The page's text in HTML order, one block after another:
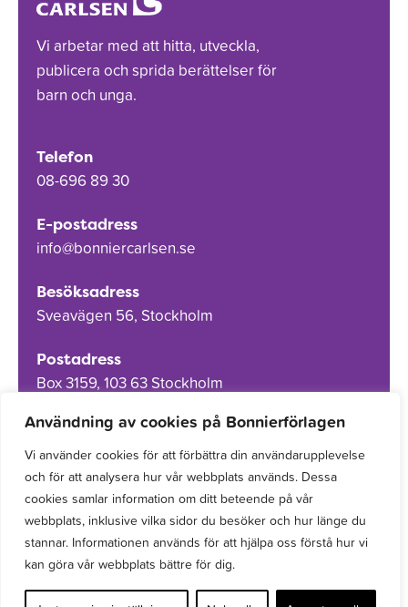
Användning av cookies på Bonnierförlagen
Vi använder cookies för att förbättra din användarupplevelse
och för att analysera hur vår webbplats används. Dessa
cookies samlar information om ditt beteende på vår
webbplats, inklusive vilka sidor du besöker och hur länge du
stannar. Informationen används för att hjälpa oss förstå hur vi
kan göra vår webbplats bättre för dig.
Vi arbetar med att hitta, utveckla,
publicera och sprida berättelser för
barn och unga.
Telefon
08-696 89 30
E-postadress
info@bonniercarlsen.se
Besöksadress
Sveavägen 56, Stockholm
Postadress
Box 3159, 103 63 Stockholm
Om Bonnierförlagen
Cookies
Integritetspolicy